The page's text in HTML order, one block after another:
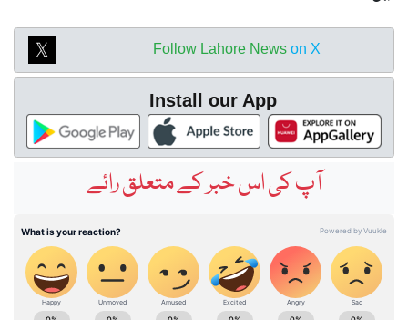
Follow Lahore News on X
Install our App
آپ کی اس خبر کے متعلق رائے